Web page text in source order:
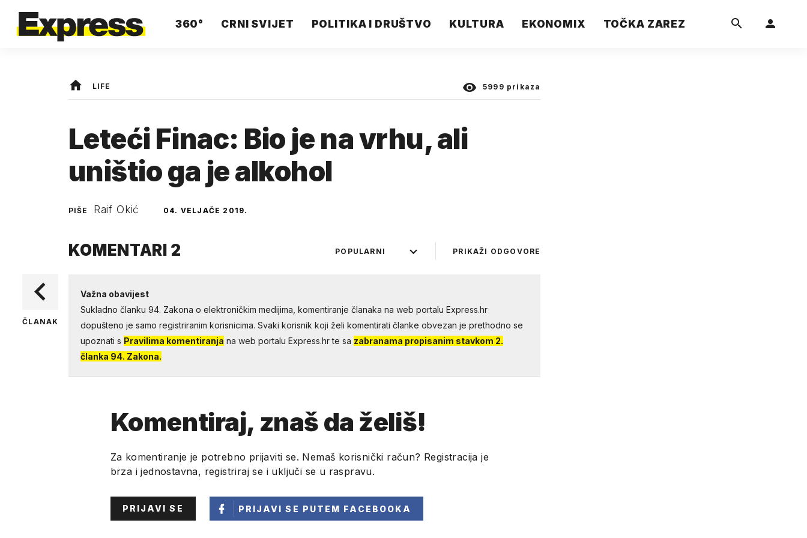
360° CRNI SVIJET POLITIKA I DRUŠTVO KULTURA EKONOMIX TOČKA ZAREZ
LIFE 5999 prikaza
Leteći Finac: Bio je na vrhu, ali
uništio ga je alkohol
PIŠE Raif Okić 04. VELJAČE 2019.
ČLANAK
KOMENTARI 2 PRIKAŽI ODGOVORE
POPULARNI
Važna obavijest
Sukladno članku 94. Zakona o elektroničkim medijima, komentiranje članaka na web portalu Express.hr
dopušteno je samo registriranim korisnicima. Svaki korisnik koji želi komentirati članke obvezan je prethodno se
upoznati s Pravilima komentiranja na web portalu Express.hr te sa zabranama propisanim stavkom 2.
članka 94. Zakona.
Komentiraj, znaš da želiš!
Za komentiranje je potrebno prijaviti se. Nemaš korisnički račun? Registracija je
brza i jednostavna, registriraj se i uključi se u raspravu.
PRIJAVI SE PRIJAVI SE PUTEM FACEBOOKA